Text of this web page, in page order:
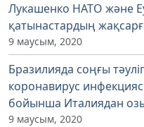
Лукашенко НАТО және
қатынастардың
9 маусым, 2020
Бразилияда соңғы
коронавирус
бойынша Италиядан
9 маусым, 2020